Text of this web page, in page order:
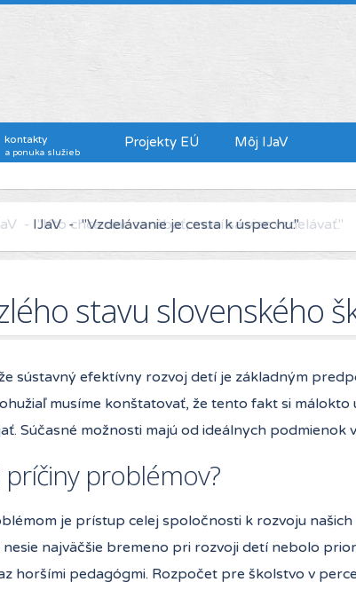
kontakty
a ponuka služieb
Projekty EÚ Môj IJaV
- "Kto chce viac zarábať, musí sa viac vzdelávať."
stavu slovenského
sústavný efektívny rozvoj detí je základným
musíme konštatovať, že tento fakt si
Súčasné možnosti majú od ideálnych podmienok
príčiny problémov?
je prístup celej spoločnosti k rozvoju
najväčšie bremeno pri rozvoji detí nebolo
horšími pedagógmi. Rozpočet pre školstvo v